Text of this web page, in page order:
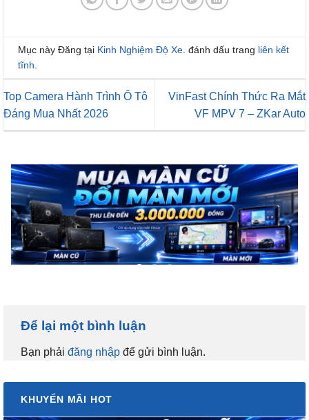
Mục này Đăng tại Kinh Nghiệm Độ Xe . đánh dấu trang liên kết
tĩnh
Top Camera Hành Trình Ô Tô
Đáng Mua Nhất 2026
VinFast Chính Thức Ra Mắt
VF MPV 7 – ZKar Auto
Để lại một bình luận
Bạn phải đăng nhập để gửi bình luận.
KHUYẾN MÃI HOT